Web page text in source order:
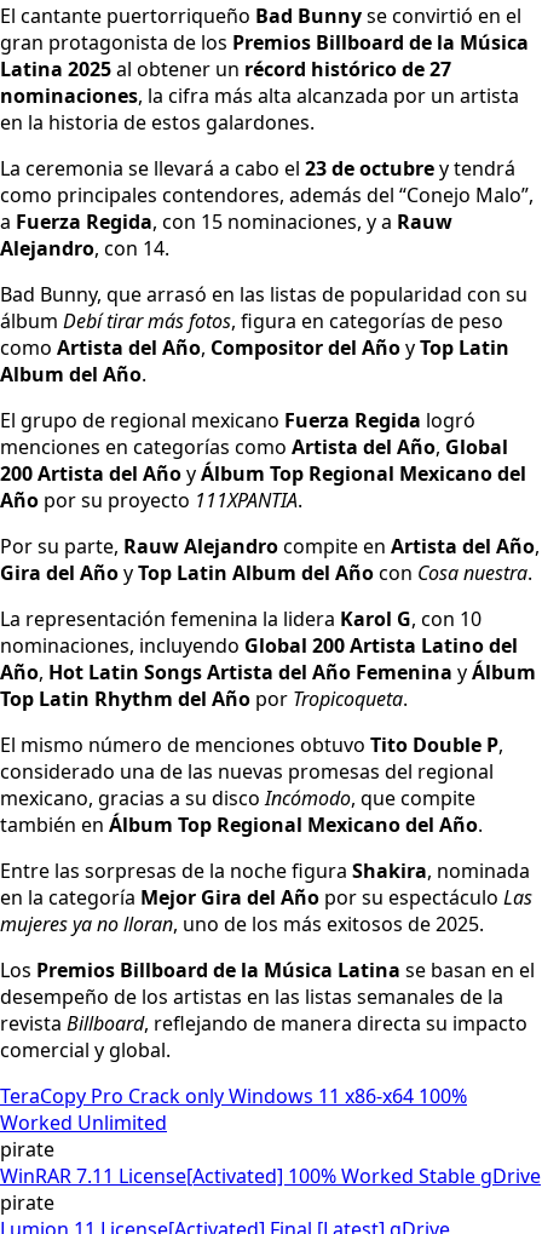
El cantante puertorriqueño Bad Bunnyse convirtió en el
gran protagonista de los Premios Billboard de la Música
Latina 2025al obtener un récord histórico de 27
nominaciones, la cifra más alta alcanzada por un artista
en la historia de estos galardones.
La ceremonia se llevará a cabo el 23 de octubrey tendrá
como principales contendores, además del “Conejo Malo”,
a Fuerza Regida, con 15 nominaciones, y a Rauw
Alejandro, con 14.
Bad Bunny, que arrasó en las listas de popularidad con su
álbum Debí tirar más fotos, figura en categorías de peso
como Artista del Año, Compositor del AñoyTop Latin
Album del Año.
El grupo de regional mexicano Fuerza Regida logró
menciones en categorías como Artista del Año, Global
200 Artista del AñoyÁlbum Top Regional Mexicano del
Año por su proyecto 111XPANTIA.
Por su parte, Rauw Alejandrocompite en Artista del Año,
Gira del AñoyTop Latin Album del Añocon Cosa nuestra.
La representación femenina la lidera Karol G, con 10
nominaciones, incluyendo Global 200 Artista Latino del
Año, Hot Latin Songs Artista del Año Femenina yÁlbum
Top Latin Rhythm del Año por Tropicoqueta.
El mismo número de menciones obtuvo Tito Double P,
considerado una de las nuevas promesas del regional
mexicano, gracias a su discoIncómodo, que compite
también en Álbum Top Regional Mexicano del Año.
Entre las sorpresas de la noche figura Shakira, nominada
en la categoría Mejor Gira del Año por su espectáculo Las
mujeres ya no lloran, uno de los más exitosos de 2025.
Los Premios Billboard de la Música Latina se basan en el
desempeño de los artistas en las listas semanales de la
revista Billboard, reflejando de manera directa su impacto
comercial y global.
TeraCopy Pro Crack only Windows 11 x86-x64 100%
Worked Unlimited
pirate
WinRAR 7.11 License[Activated] 100% Worked Stable gDrive
pirate